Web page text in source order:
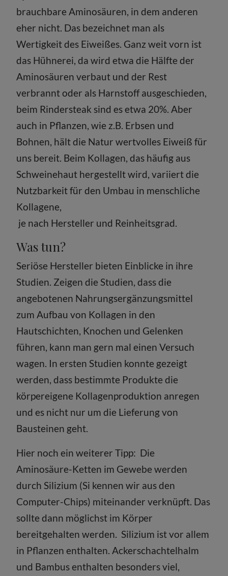
brauchbare Aminosäuren, in dem anderen
eher nicht. Das bezeichnet man als
Wertigkeit des Eiweißes. Ganz weit vorn ist
das Hühnerei, da wird etwa die Hälfte der
Aminosäuren verbaut und der Rest
verbrannt oder als Harnstoff ausgeschieden,
beim Rindersteak sind es etwa 20%. Aber
auch in Pflanzen, wie z.B. Erbsen und
Bohnen, hält die Natur wertvolles Eiweiß für
uns bereit. Beim Kollagen, das häufig aus
Schweinehaut hergestellt wird, variiert die
Nutzbarkeit für den Umbau in menschliche
Kollagene,
je nach Hersteller und Reinheitsgrad.
Was tun?
Seriöse Hersteller bieten Einblicke in ihre
Studien. Zeigen die Studien, dass die
angebotenen Nahrungsergänzungsmittel
zum Aufbau von Kollagen in den
Hautschichten, Knochen und Gelenken
führen, kann man gern mal einen Versuch
wagen. In ersten Studien konnte gezeigt
werden, dass bestimmte Produkte die
körpereigene Kollagenproduktion anregen
und es nicht nur um die Lieferung von
Bausteinen geht.
Hier noch ein weiterer Tipp: Die
Aminosäure-Ketten im Gewebe werden
durch Silizium (Si kennen wir aus den
Computer-Chips) miteinander verknüpft. Das
sollte dann möglichst im Körper
bereitgehalten werden. Silizium ist vor allem
in Pflanzen enthalten. Ackerschachtelhalm
und Bambus enthalten besonders viel,